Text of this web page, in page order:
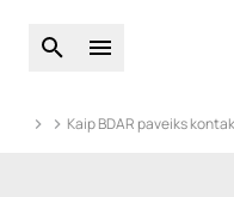
Atidarykite pasaulinę
Atidarykite
Kaip BDAR paveiks